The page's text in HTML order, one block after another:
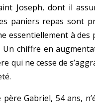
Joseph, dont il
paniers repas sont
essentiellement à des
Un chiffre en
qui ne cesse de
Gabriel, 54 ans,